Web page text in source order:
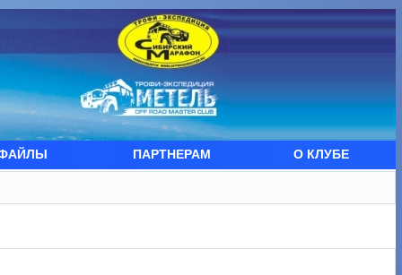
ПАРТНЕРАМ О КЛУБЕ